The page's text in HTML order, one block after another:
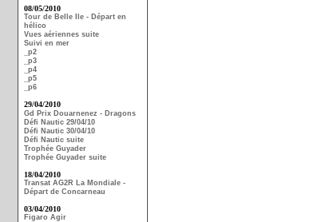
08/05/2010
Tour de Belle Ile - Départ en
hélico
Vues aériennes suite
Suivi en mer
_p2
_p3
_p4
_p5
_p6
29/04/2010
Gd Prix Douarnenez - Dragons
Défi Nautic 29/04/10
Défi Nautic 30/04/10
Défi Nautic suite
Trophée Guyader
Trophée Guyader suite
18/04/2010
Transat AG2R La Mondiale -
Départ de Concarneau
03/04/2010
Figaro Agir